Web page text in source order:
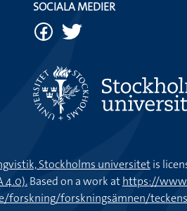
SOCIALA MEDIER
Stockholms universitetis
4.0).Based on a work athttps://
forskning/forskningsämnen/